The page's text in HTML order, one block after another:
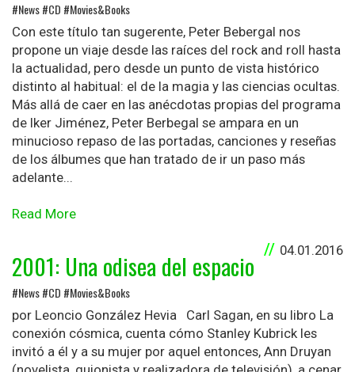
#News #CD #Movies&Books
Con este título tan sugerente, Peter Bebergal nos
propone un viaje desde las raíces del rock and roll hasta
la actualidad, pero desde un punto de vista histórico
distinto al habitual: el de la magia y las ciencias ocultas.
Más allá de caer en las anécdotas propias del programa
de Iker Jiménez, Peter Berbegal se ampara en un
minucioso repaso de las portadas, canciones y reseñas
de los álbumes que han tratado de ir un paso más
adelante...
Read More
04.01.2016
2001: Una odisea del espacio
#News #CD #Movies&Books
por Leoncio González Hevia Carl Sagan, en su libro La
conexión cósmica, cuenta cómo Stanley Kubrick les
invitó a él y a su mujer por aquel entonces, Ann Druyan